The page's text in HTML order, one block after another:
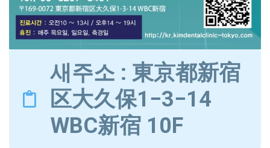
새주소 : 東京都新宿
区大久保1−3−14
WBC新宿 10F